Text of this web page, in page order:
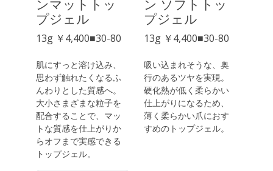
ンマットトッ
プジェル
13g ￥4,400■30-80
肌にすっと溶け込み、
思わず触れたくなるふ
んわりとした質感へ。
大小さまざまな粒子を
配合することで、マッ
トな質感を仕上がりか
らオフまで実感できる
トップジェル。
ン ソフトトッ
プジェル
13g ￥4,400■30-80
吸い込まれそうな、奥
行のあるツヤを実現。
硬化熱が低く柔らかい
仕上がりになるため、
薄く柔らかい爪におす
すめのトップジェル。